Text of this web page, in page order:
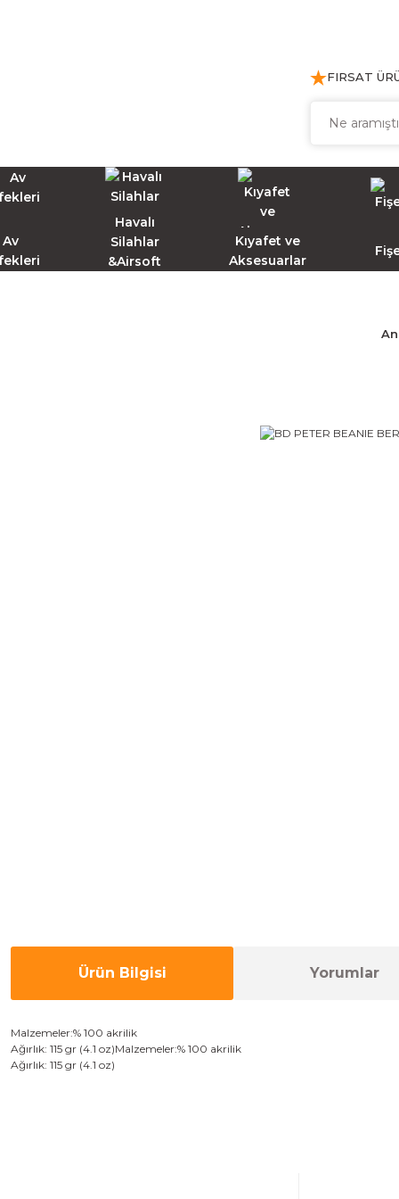
FIRSAT
Av
Havalı
Silahlar
&Airsoft
Kıyafet ve
Aksesuarlar
Ürün Bilgisi Yorumlar
Malzemeler:% 100 akrilik
Ağırlık: 115 gr (4.1 oz)Malzemeler:% 100 akrilik
Ağırlık: 115 gr (4.1 oz)